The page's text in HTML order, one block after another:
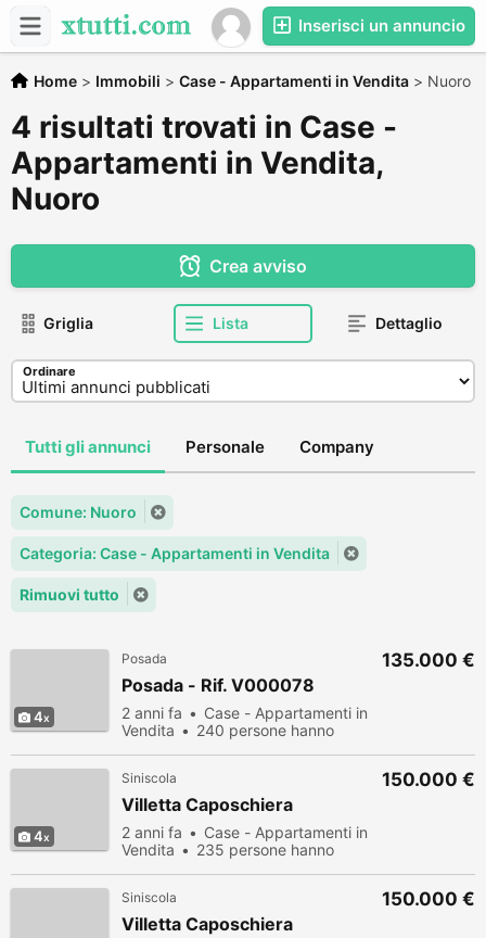
Inserisci un annuncio
Home > Immobili > Case - Appartamenti in Vendita > Nuoro
4 risultati trovati in Case -
Appartamenti in Vendita,
Nuoro
Crea avviso
Griglia Lista Dettaglio
Ordinare
Tutti gli annunci Personale Company
Comune: Nuoro
Categoria: Case - Appartamenti in Vendita
Rimuovi tutto
4
Posada
Posada - Rif. V000078
2 anni fa
Case - Appartamenti in
Vendita
240 persone hanno
135.000 €
4
Siniscola
Villetta Caposchiera
2 anni fa
Case - Appartamenti in
Vendita
235 persone hanno
150.000 €
Siniscola
Villetta Caposchiera
150.000 €